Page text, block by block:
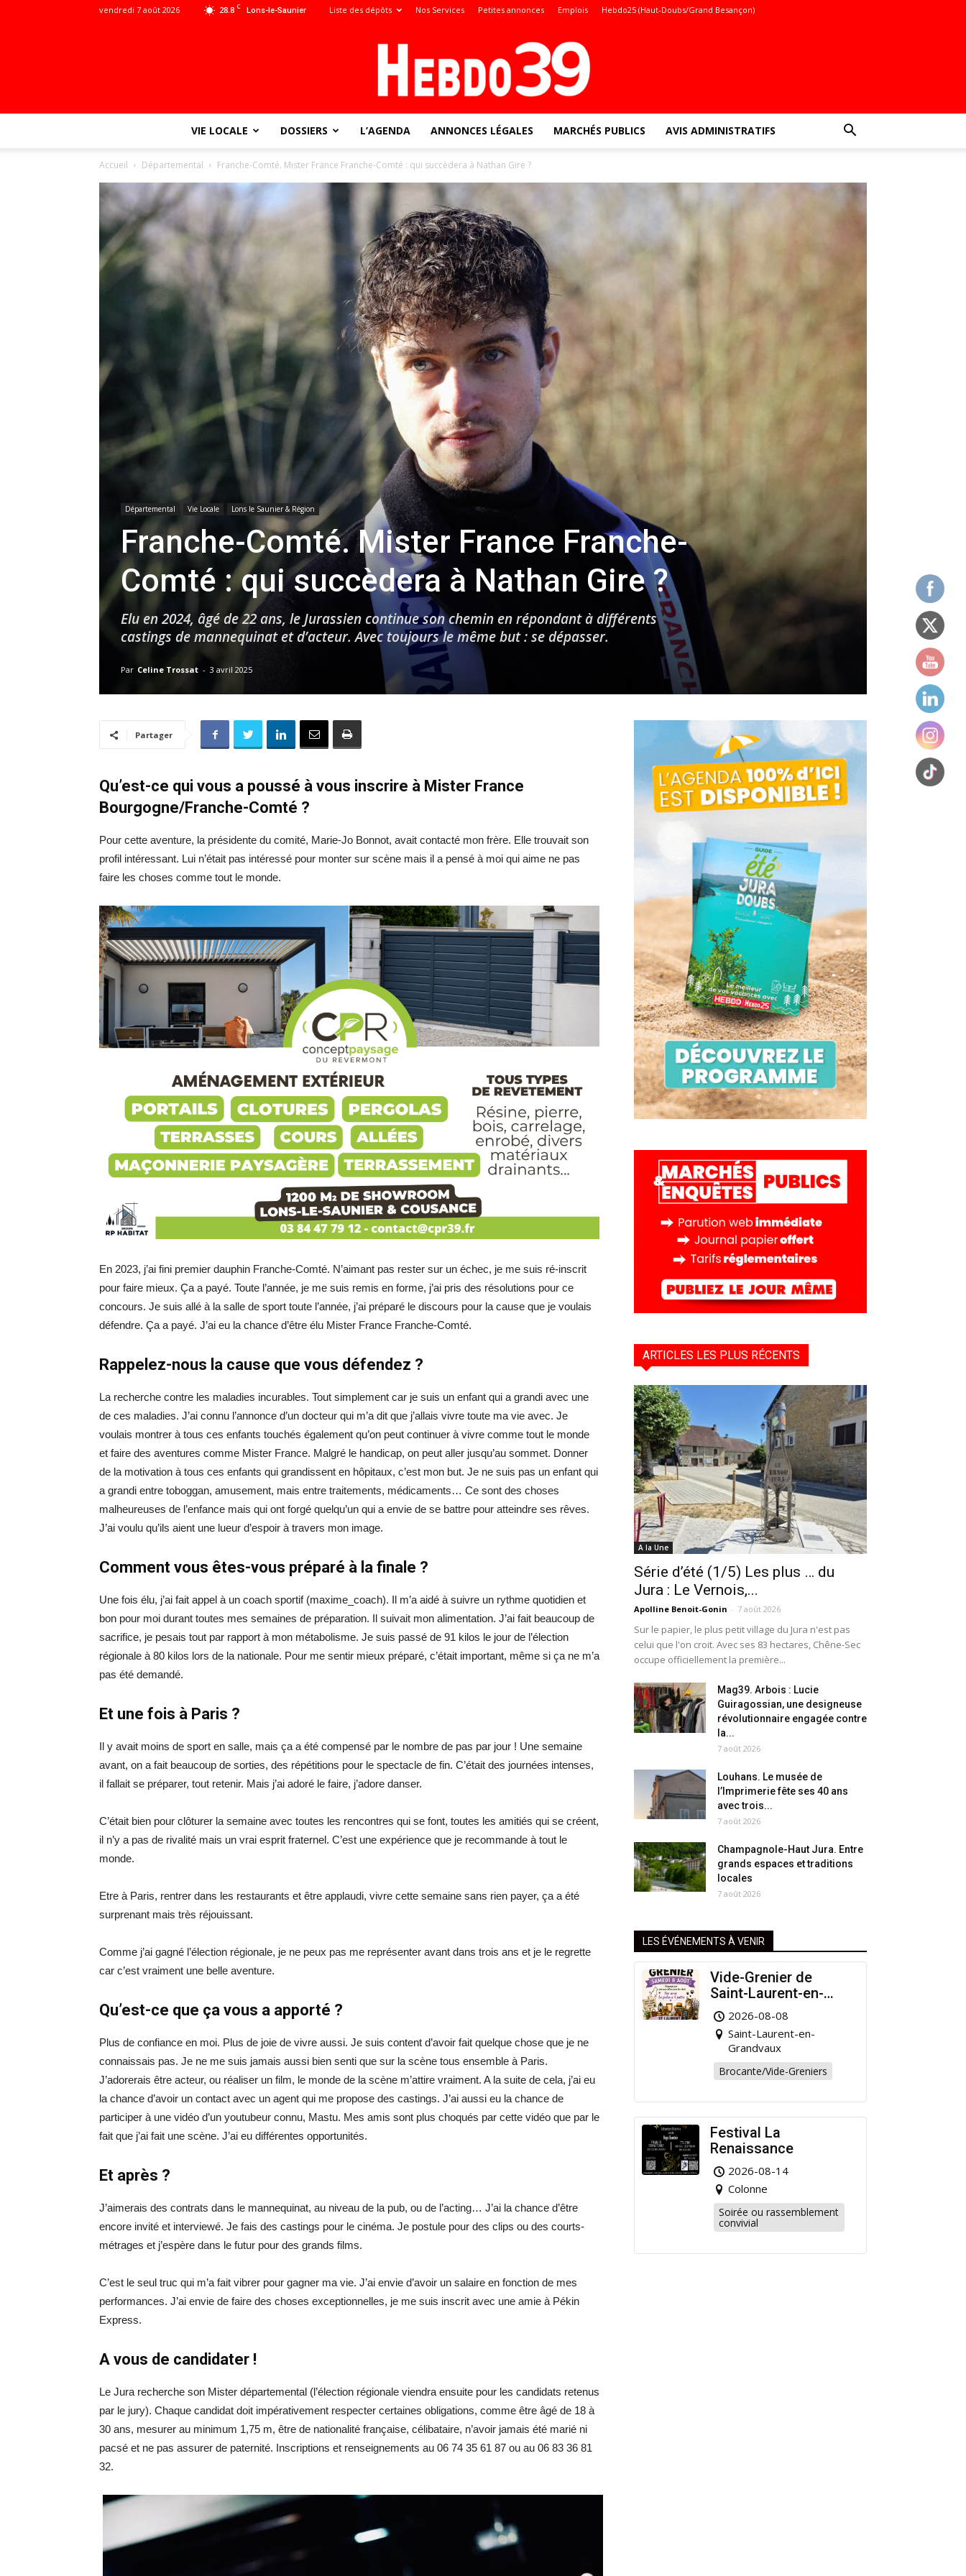
28.8 C Lons-le-Saunier
vendredi 7 août 2026 Liste des dépôts Nos Services Petites annonces Emplois Hebdo25 (Haut-Doubs/Grand Besançon)
:
toute
l'info
–
VIE LOCALE DOSSIERS L’AGENDA ANNONCES LÉGALES MARCHÉS PUBLICS AVIS ADMINISTRATIFS
Accueil Départemental Franche-Comté. Mister France Franche-Comté : qui succèdera à Nathan Gire ?
Départemental Vie Locale Lons le Saunier & Région
Franche-Comté. Mister France Franche-
Comté : qui succèdera à Nathan Gire ?
Elu en 2024, âgé de 22 ans, le Jurassien continue son chemin en répondant à différents
castings de mannequinat et d’acteur. Avec toujours le même but : se dépasser.
Par Celine Trossat - 3 avril 2025
Partager
Qu’est-ce qui vous a poussé à vous inscrire à Mister France
Bourgogne/Franche-Comté ?
Pour cette aventure, la présidente du comité, Marie-Jo Bonnot, avait contacté mon frère. Elle trouvait son
profil intéressant. Lui n’était pas intéressé pour monter sur scène mais il a pensé à moi qui aime ne pas
faire les choses comme tout le monde.
En 2023, j’ai fini premier dauphin Franche-Comté. N’aimant pas rester sur un échec, je me suis ré-inscrit
pour faire mieux. Ça a payé. Toute l’année, je me suis remis en forme, j’ai pris des résolutions pour ce
concours. Je suis allé à la salle de sport toute l’année, j’ai préparé le discours pour la cause que je voulais
défendre. Ça a payé. J’ai eu la chance d’être élu Mister France Franche-Comté.
Rappelez-nous la cause que vous défendez ?
La recherche contre les maladies incurables. Tout simplement car je suis un enfant qui a grandi avec une
de ces maladies. J’ai connu l’annonce d’un docteur qui m’a dit que j’allais vivre toute ma vie avec. Je
voulais montrer à tous ces enfants touchés également qu’on peut continuer à vivre comme tout le monde
et faire des aventures comme Mister France. Malgré le handicap, on peut aller jusqu’au sommet. Donner
de la motivation à tous ces enfants qui grandissent en hôpitaux, c’est mon but. Je ne suis pas un enfant qui
a grandi entre toboggan, amusement, mais entre traitements, médicaments… Ce sont des choses
malheureuses de l’enfance mais qui ont forgé quelqu’un qui a envie de se battre pour atteindre ses rêves.
J’ai voulu qu’ils aient une lueur d’espoir à travers mon image.
Comment vous êtes-vous préparé à la finale ?
Une fois élu, j’ai fait appel à un coach sportif (maxime_coach). Il m’a aidé à suivre un rythme quotidien et
bon pour moi durant toutes mes semaines de préparation. Il suivait mon alimentation. J’ai fait beaucoup de
sacrifice, je pesais tout par rapport à mon métabolisme. Je suis passé de 91 kilos le jour de l’élection
régionale à 80 kilos lors de la nationale. Pour me sentir mieux préparé, c’était important, même si ça ne m’a
pas été demandé.
Et une fois à Paris ?
Il y avait moins de sport en salle, mais ça a été compensé par le nombre de pas par jour ! Une semaine
avant, on a fait beaucoup de sorties, des répétitions pour le spectacle de fin. C’était des journées intenses,
il fallait se préparer, tout retenir. Mais j’ai adoré le faire, j’adore danser.
C’était bien pour clôturer la semaine avec toutes les rencontres qui se font, toutes les amitiés qui se créent,
il n’y a pas de rivalité mais un vrai esprit fraternel. C’est une expérience que je recommande à tout le
monde.
Etre à Paris, rentrer dans les restaurants et être applaudi, vivre cette semaine sans rien payer, ça a été
surprenant mais très réjouissant.
Comme j’ai gagné l’élection régionale, je ne peux pas me représenter avant dans trois ans et je le regrette
car c’est vraiment une belle aventure.
Qu’est-ce que ça vous a apporté ?
Plus de confiance en moi. Plus de joie de vivre aussi. Je suis content d’avoir fait quelque chose que je ne
connaissais pas. Je ne me suis jamais aussi bien senti que sur la scène tous ensemble à Paris.
J’adorerais être acteur, ou réaliser un film, le monde de la scène m’attire vraiment. A la suite de cela, j’ai eu
la chance d’avoir un contact avec un agent qui me propose des castings. J’ai aussi eu la chance de
participer à une vidéo d’un youtubeur connu, Mastu. Mes amis sont plus choqués par cette vidéo que par le
fait que j’ai fait une scène. J’ai eu différentes opportunités.
Et après ?
J’aimerais des contrats dans le mannequinat, au niveau de la pub, ou de l’acting… J’ai la chance d’être
encore invité et interviewé. Je fais des castings pour le cinéma. Je postule pour des clips ou des courts-
métrages et j’espère dans le futur pour des grands films.
C’est le seul truc qui m’a fait vibrer pour gagner ma vie. J’ai envie d’avoir un salaire en fonction de mes
performances. J’ai envie de faire des choses exceptionnelles, je me suis inscrit avec une amie à Pékin
Express.
A vous de candidater !
Le Jura recherche son Mister départemental (l’élection régionale viendra ensuite pour les candidats retenus
par le jury). Chaque candidat doit impérativement respecter certaines obligations, comme être âgé de 18 à
30 ans, mesurer au minimum 1,75 m, être de nationalité française, célibataire, n’avoir jamais été marié ni
pacsé et ne pas assurer de paternité. Inscriptions et renseignements au 06 74 35 61 87 ou au 06 83 36 81
32.
ARTICLES LES PLUS RÉCENTS
A la Une
Série d’été (1/5) Les plus … du
Jura : Le Vernois,...
Apolline Benoit-Gonin - 7 août 2026
Sur le papier, le plus petit village du Jura n'est pas
celui que l'on croit. Avec ses 83 hectares, Chêne-Sec
occupe officiellement la première...
Mag39. Arbois : Lucie
Guiragossian, une designeuse
révolutionnaire engagée contre
la...
7 août 2026
Louhans. Le musée de
l’Imprimerie fête ses 40 ans
avec trois...
7 août 2026
Champagnole-Haut Jura. Entre
grands espaces et traditions
locales
7 août 2026
LES ÉVÉNEMENTS À VENIR
Vide-Grenier de
Saint-Laurent-en-
Grandvaux : Venez
chiner pour la bonne
cause !
2026-08-08
Saint-Laurent-en-
Grandvaux
Brocante/Vide-Greniers
Festival La
Renaissance
2026-08-14
Colonne
Soirée ou rassemblement
convivial